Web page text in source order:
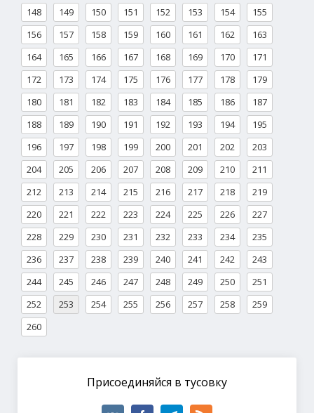
148
149 150 151 152 153 154
155
156
157 158 159 160 161 162
163
164
165 166 167 168 169 170
171
172
173 174 175 176 177 178
179
180
181 182 183 184 185 186
187
188
189 190 191 192 193 194
195
196
197 198 199 200 201 202
203
204
205 206 207 208 209 210
211
212
213 214 215 216 217 218
219
220
221 222 223 224 225 226
227
228
229 230 231 232 233 234
235
236
237 238 239 240 241 242
243
244
245 246 247 248 249 250
251
252
253 254 255 256 257 258
259
260
Присоединяйся в тусовку